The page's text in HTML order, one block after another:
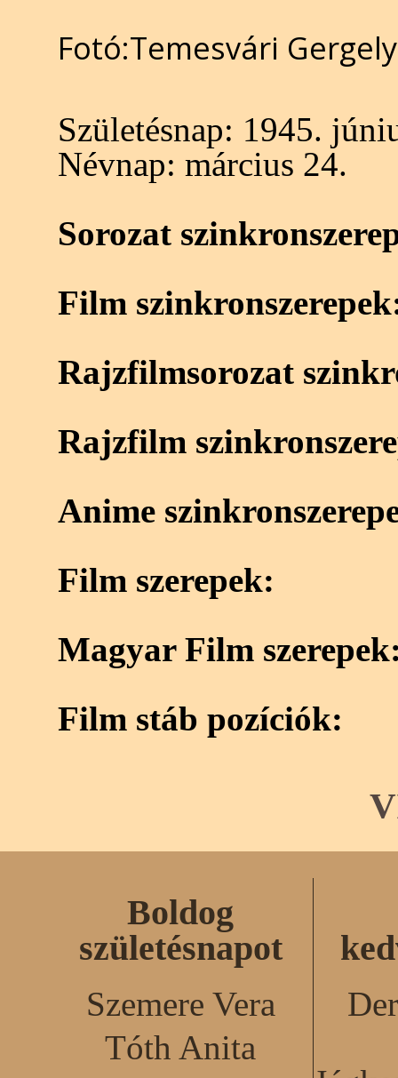
Fotó:Temesvári Gergely
Születésnap: 1945.
Névnap: március 24.
Sorozat
Film
Rajzfilmsorozat
Rajzfilm
Anime
Film szerepek:
Magyar Film
Film stáb pozíciók:
Boldog
születésnapot
Szemere Vera
Tóth Anita